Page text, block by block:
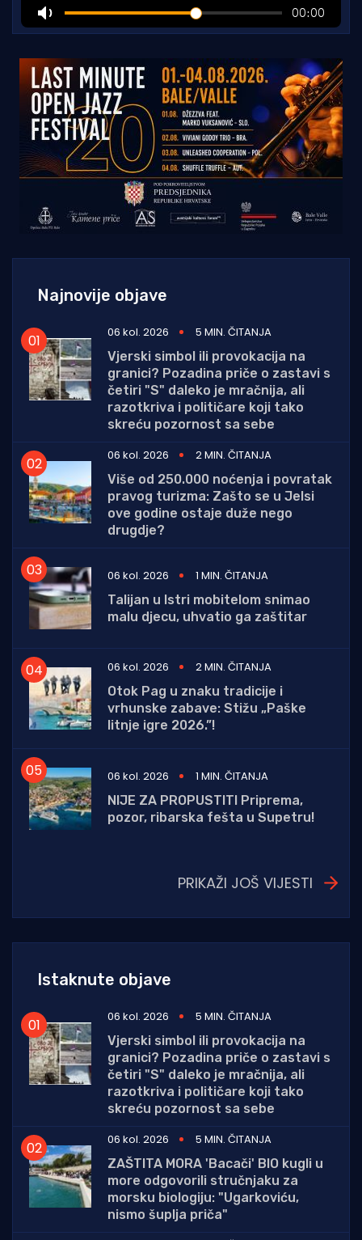
Najnovije objave
06 kol. 2026
5 MIN. ČITANJA
Vjerski simbol ili provokacija na
granici? Pozadina priče o zastavi s
četiri "S" daleko je mračnija, ali
razotkriva i političare koji tako
skreću pozornost sa sebe
06 kol. 2026
2 MIN. ČITANJA
Više od 250.000 noćenja i povratak
pravog turizma: Zašto se u Jelsi
ove godine ostaje duže nego
drugdje?
06 kol. 2026
1 MIN. ČITANJA
Talijan u Istri mobitelom snimao
malu djecu, uhvatio ga zaštitar
06 kol. 2026
2 MIN. ČITANJA
Otok Pag u znaku tradicije i
vrhunske zabave: Stižu „Paške
litnje igre 2026.”!
06 kol. 2026
1 MIN. ČITANJA
NIJE ZA PROPUSTITI Priprema,
pozor, ribarska fešta u Supetru!
PRIKAŽI JOŠ VIJESTI
Istaknute objave
06 kol. 2026
5 MIN. ČITANJA
Vjerski simbol ili provokacija na
granici? Pozadina priče o zastavi s
četiri "S" daleko je mračnija, ali
razotkriva i političare koji tako
skreću pozornost sa sebe
06 kol. 2026
5 MIN. ČITANJA
ZAŠTITA MORA 'Bacači' BIO kugli u
more odgovorili stručnjaku za
morsku biologiju: "Ugarkoviću,
nismo šuplja priča"